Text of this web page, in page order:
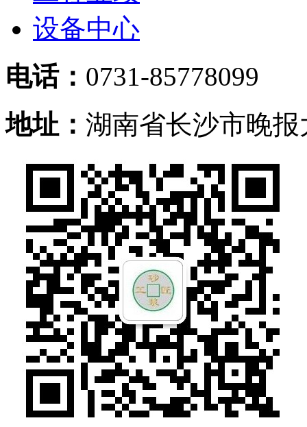
设备中心
电话： 0731-85778099
地址： 湖南省长沙市晚